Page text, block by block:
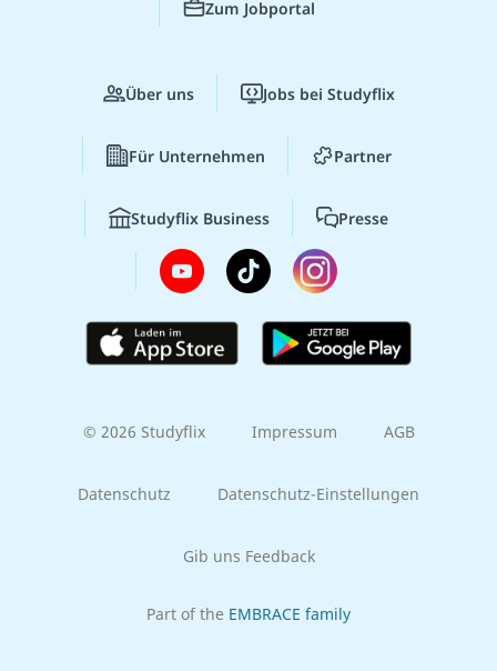
Zum Jobportal
Über uns Jobs bei Studyflix
Für Unternehmen Partner
Studyflix Business Presse
© 2026 Studyflix Impressum AGB
Datenschutz Datenschutz-Einstellungen
Gib uns Feedback
Part of the EMBRACE family